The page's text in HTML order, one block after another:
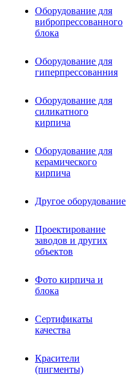
Оборудование для
вибропрессованного
блока
Оборудование для
гиперпрессованния
Оборудование для
силикатного
кирпича
Оборудование для
керамического
кирпича
Другое оборудование
Проектирование
заводов и других
объектов
Фото кирпича и
блока
Сертификаты
качества
Красители
(пигменты)